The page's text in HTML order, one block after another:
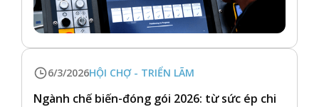
6/3/2026HỘI CHỢ - TRIỂN LÃM
Ngành chế biến-đóng gói 2026: từ sức ép chi